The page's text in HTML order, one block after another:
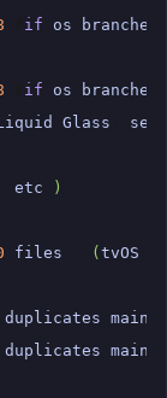
if os branches
if os branches
Glass
see
etc )
files (tvOS
duplicates main
duplicates main